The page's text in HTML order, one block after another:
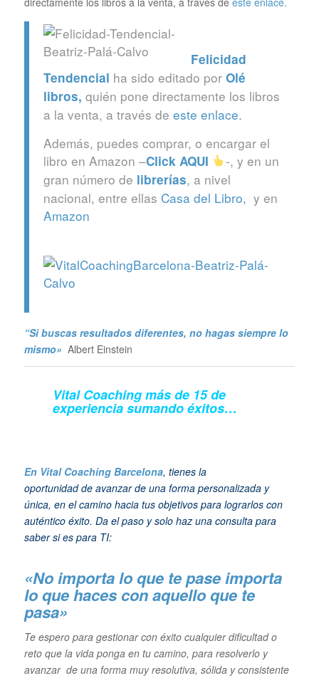
Felicidad
Tendencial ha sido editado por Olé
libros, quién pone directamente los libros
a la venta, a través de este enlace.
Además, puedes comprar, o encargar el
libro en Amazon –Click AQUI
-, y en un
gran número de librerías, a nivel
nacional, entre ellas Casa del Libro, y en
Amazon
“Si buscas resultados diferentes, no hagas siempre lo
mismo» Albert Einstein
Vital Coaching más de 15 de
experiencia sumando éxitos…
En Vital Coaching Barcelona, tienes la
oportunidad de avanzar de una forma personalizada y
única, en el camino hacia tus objetivos para lograrlos con
auténtico éxito. Da el paso y solo haz una consulta para
saber si es para TI:
«No importa lo que te pase importa
lo que haces con aquello que te
pasa»
Te espero para gestionar con éxito cualquier dificultad o
reto que la vida ponga en tu camino, para resolverlo y
avanzar de una forma muy resolutiva, sólida y consistente